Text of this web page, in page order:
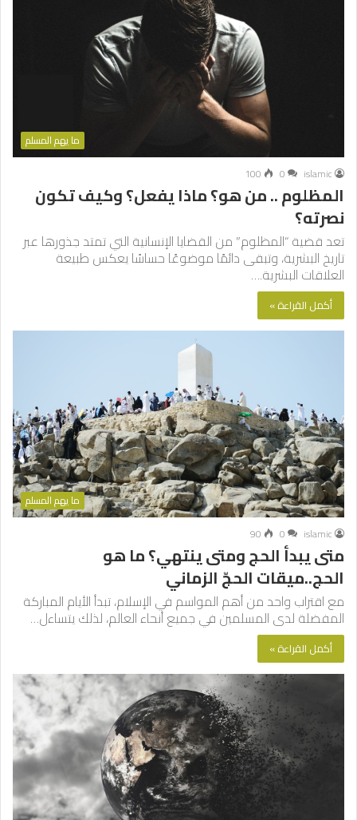
ما يهم المسلم
islamic
0
100
المظلوم .. من هو؟ ماذا يفعل؟ وكيف تكون
نصرته؟
تعد قضية “المظلوم” من القضايا الإنسانية التي تمتد جذورها عبر
تاريخ البشرية، وتبقى دائمًا موضوعًا حساسًا يعكس طبيعة
العلاقات البشرية.…
أكمل القراءة »
ما يهم المسلم
islamic
0
90
متى يبدأ الحج ومتى ينتهي؟ ما هو
الحج..ميقات الحجّ الزماني
مع اقتراب واحد من أهم المواسم في الإسلام، تبدأ الأيام المباركة
المفضلة لدى المسلمين في جميع أنحاء العالم، لذلك يتساءل…
أكمل القراءة »